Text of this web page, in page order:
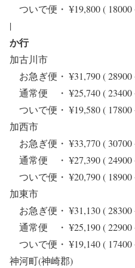
ついで便・ ¥19,800 (
|
か行
加古川市
お急ぎ便・ ¥31,790 (
通常便 ・ ¥25,740 (
ついで便・ ¥19,580 (
加西市
お急ぎ便・ ¥33,770 (
通常便 ・ ¥27,390 (
ついで便・ ¥20,790 (
加東市
お急ぎ便・ ¥31,130 (
通常便 ・ ¥25,190 (
ついで便・ ¥19,140 (
神河町(神崎郡)